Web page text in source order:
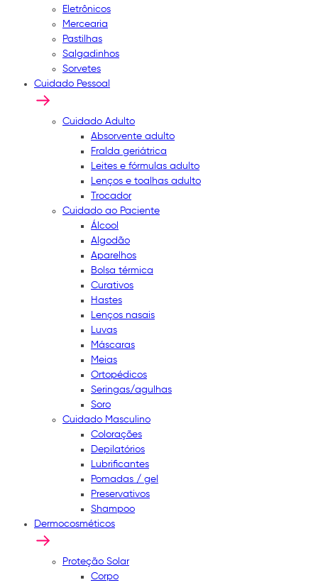
Eletrônicos
Mercearia
Pastilhas
Salgadinhos
Sorvetes
Cuidado Pessoal
Cuidado Adulto
Absorvente adulto
Fralda geriátrica
Leites e fórmulas adulto
Lenços e toalhas adulto
Trocador
Cuidado ao Paciente
Álcool
Algodão
Aparelhos
Bolsa térmica
Curativos
Hastes
Lenços nasais
Luvas
Máscaras
Meias
Ortopédicos
Seringas/agulhas
Soro
Cuidado Masculino
Colorações
Depilatórios
Lubrificantes
Pomadas / gel
Preservativos
Shampoo
Dermocosméticos
Proteção Solar
Corpo